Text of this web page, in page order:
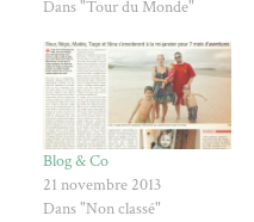
Le temps était comme
attendions d'avoir la
confirmation de nos
employeurs et de l'école de
Matéo que le projet pourrait
se concrétiser aux…
Dans "Tour du Monde"
Blog & Co
21 novembre 2013
Dans "Non classé"